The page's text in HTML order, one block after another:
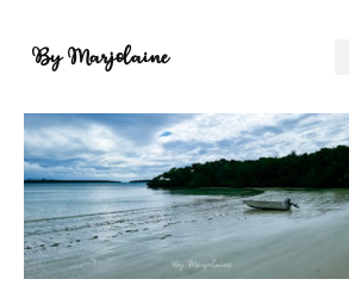
By Marjolaine